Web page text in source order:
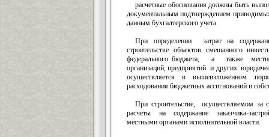
расчетные обоснования должны быть
документальным подтверждением
данным бухгалтерского учета.
При определении затрат на
строительстве объектов смешанного
федерального бюджета, а также
организаций, предприятий и других
осуществляется в вышеизложенном
расходования бюджетных ассигнований и
При строительстве, осуществляемом за
расчеты на содержание заказчика-
местными органами исполнительной власти.